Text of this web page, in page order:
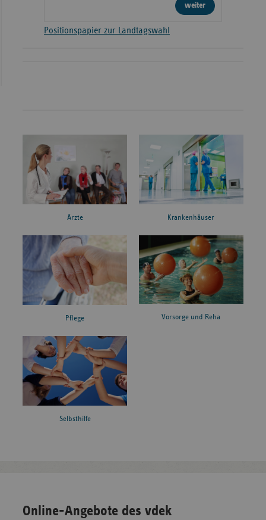
weiter
Positionspapier zur Landtagswahl
Ärzte Krankenhäuser
Pflege Vorsorge und Reha
Selbsthilfe
Online-Angebote des vdek